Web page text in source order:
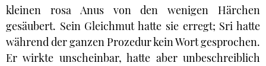
kleinen rosa Anus von den wenigen Härchen
gesäubert. Sein Gleichmut hatte sie erregt; Sri hatte
während der ganzen Prozedur kein Wort gesprochen.
Er wirkte unscheinbar, hatte aber unbeschreiblich